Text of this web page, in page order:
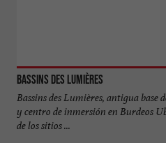
Bassins des Lumières
Bassins des Lumières, antigua base
y centro de inmersión en Burdeos
de los sitios ...